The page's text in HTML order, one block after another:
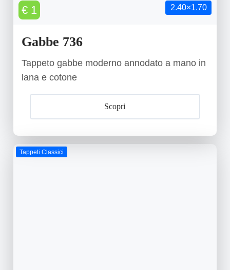
€ 1 2.40×1.70
Gabbe 736
Tappeto gabbe moderno annodato a mano in
lana e cotone
Scopri
Tappeti Classici